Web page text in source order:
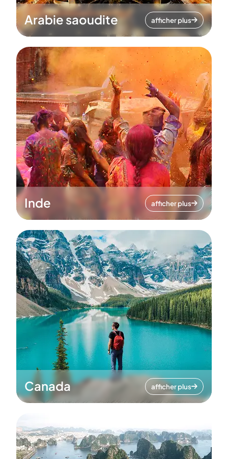
Arabie saoudite afficher plus
Inde afficher plus
Canada afficher plus